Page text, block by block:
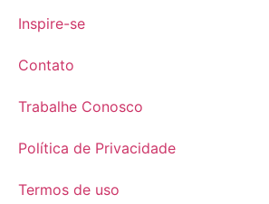
Inspire-se
Contato
Trabalhe Conosco
Política de Privacidade
Termos de uso